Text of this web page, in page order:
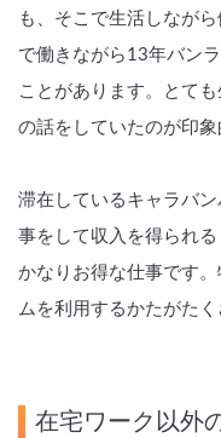
も、そこで生活しなが
で働きながら13年バン
ことがあります。とて
の話をしていたのが印象
滞在しているキャラバ
事をして収入を得られ
かなりお得な仕事です
ムを利用するかたがたく
在宅ワーク以外